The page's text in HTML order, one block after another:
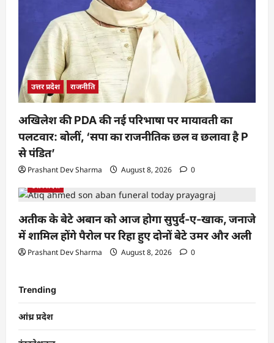
उत्तर प्रदेश राजनीति
अखिलेश की PDA की नई परिभाषा पर मायावती का
पलटवार: बोलीं, ‘सपा का राजनीतिक छल व छलावा है P
से पंडित’
Prashant Dev Sharma August 8, 2026
0
उत्तर प्रदेश
अतीक के बेटे अबान को आज होगा सुपुर्द-ए-खाक, जनाजे
में शामिल होंगे पैरोल पर रिहा हुए दोनों बेटे उमर और अली
Prashant Dev Sharma August 8, 2026 0
Trending
आंध्र प्रदेश